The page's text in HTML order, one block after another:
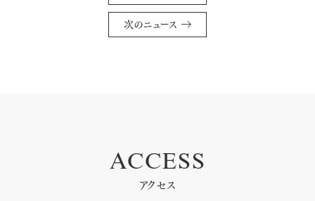
次のニュース
ACCESS
アクセス